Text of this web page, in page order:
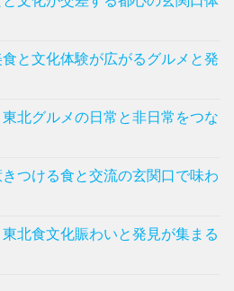
と文化体験が広がるグルメと発
北グルメの日常と非日常をつな
つける食と交流の玄関口で味わ
北食文化賑わいと発見が集まる